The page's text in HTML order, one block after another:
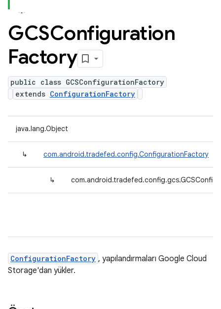
GCSConfiguration
Factory
public class GCSConfigurationFactory
extends ConfigurationFactory
java.lang.Object
↳ com.android.tradefed.config.ConfigurationFactory
↳
ConfigurationFactory , yapılandırmaları Google Cloud
Storage'dan yükler.